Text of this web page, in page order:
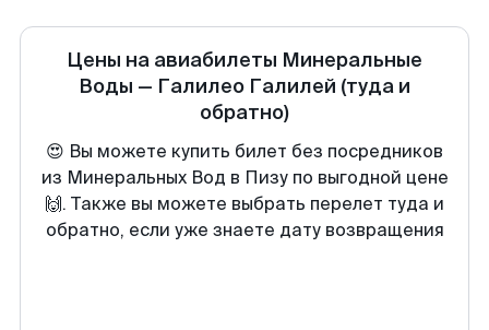
Цены на авиабилеты Минеральные
Воды — Галилео Галилей (туда и
обратно)
😍 Вы можете купить билет без посредников
из Минеральных Вод в Пизу по выгодной цене
🙌. Также вы можете выбрать перелет туда и
обратно, если уже знаете дату возвращения